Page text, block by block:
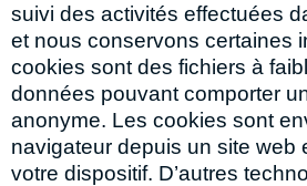
suivi des activités effectuées
et nous conservons certaines
cookies sont des fichiers à
données pouvant comporter
anonyme. Les cookies sont
navigateur depuis un site web
votre dispositif. D’autres